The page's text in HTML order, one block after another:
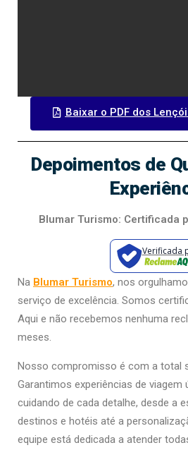
Baixar o PDF dos
Depoimentos de
Blumar Turismo: Certificada
Verificada
Na Blumar Turismo, nos
serviço de excelência. Somos
Aqui e não recebemos nenhuma
meses.
Nosso compromisso é com a total
Garantimos experiências de viagem
cuidando de cada detalhe, desde a
destinos e hotéis até a
equipe está dedicada a atender